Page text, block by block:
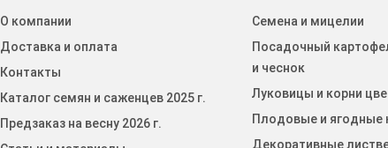
О компании
Доставка и оплата
Контакты
Каталог семян и саженцев 2025 г.
Предзаказ на весну 2026 г.
Семена и мицелии
Посадочный
и чеснок
Луковицы и корни
Плодовые и ягодные
Декоративные